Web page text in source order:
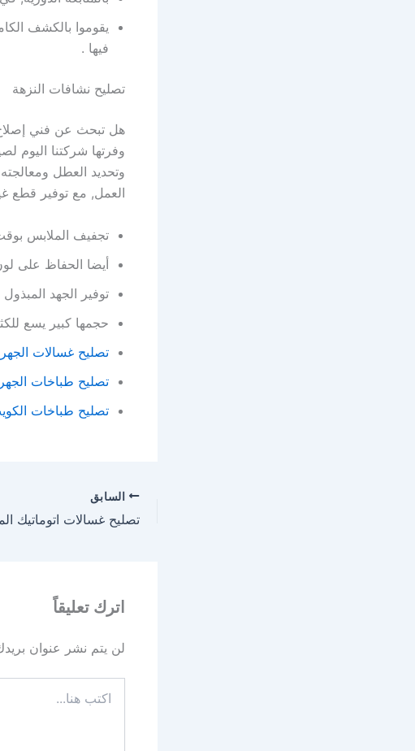
يقوموا بالكشف
فيها .
تصليح نشافات النزهة
هل تبحث عن فني
وفرتها شركتنا
وتحديد العطل
العمل, مع توفير قطع
تجفيف الملابس
أيضا الحفاظ على
توفير الجهد
حجمها كبير يسع
تصليح غسالات
تصليح طباخات
تصليح طباخات
السابق
اترك تعليقاً
لن يتم نشر عنوان
هنا...